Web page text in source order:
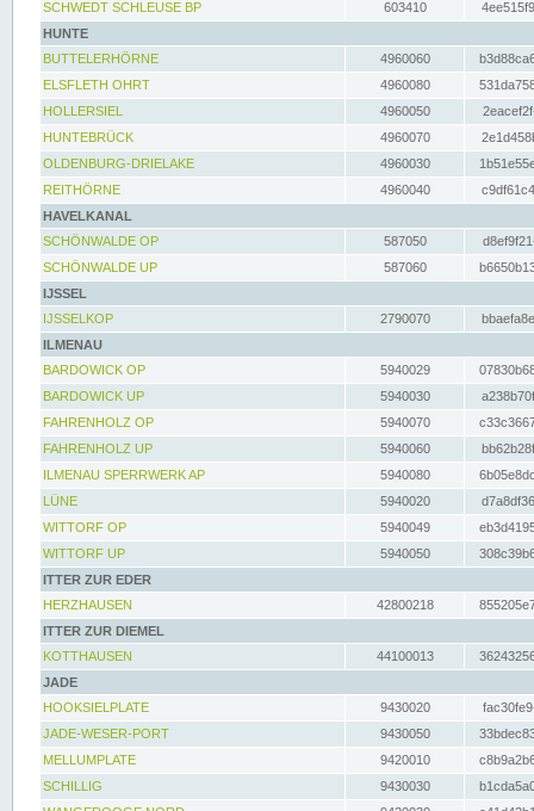
SCHWEDT SCHLEUSE BP
603410
HUNTE
BUTTELERHÖRNE
4960060
ELSFLETH OHRT
4960080
HOLLERSIEL
4960050
HUNTEBRÜCK
4960070
OLDENBURG-DRIELAKE
4960030
REITHÖRNE
4960040
HAVELKANAL
SCHÖNWALDE OP
587050
SCHÖNWALDE UP
587060
IJSSEL
IJSSELKOP
2790070
ILMENAU
BARDOWICK OP
5940029
BARDOWICK UP
5940030
FAHRENHOLZ OP
5940070
FAHRENHOLZ UP
5940060
ILMENAU SPERRWERK AP
5940080
LÜNE
5940020
WITTORF OP
5940049
WITTORF UP
5940050
ITTER ZUR EDER
HERZHAUSEN
42800218
ITTER ZUR DIEMEL
KOTTHAUSEN
44100013
JADE
HOOKSIELPLATE
9430020
JADE-WESER-PORT
9430050
MELLUMPLATE
9420010
SCHILLIG
9430030